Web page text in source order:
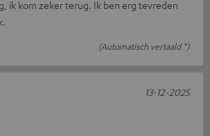
ik kom zeker terug. Ik ben erg tevreden
(Automatisch vertaald *)
13-12-2025